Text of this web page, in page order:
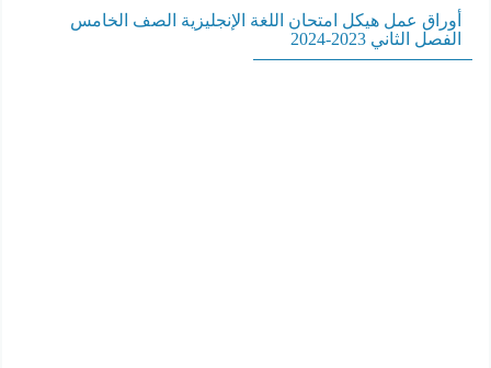
أوراق عمل هيكل امتحان اللغة الإنجليزية الصف الخامس
الفصل الثاني 2023-2024